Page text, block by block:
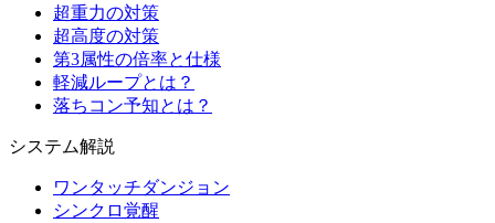
超重力の対策
超高度の対策
第3属性の倍率と仕様
軽減ループとは？
落ちコン予知とは？
システム解説
ワンタッチダンジョン
シンクロ覚醒